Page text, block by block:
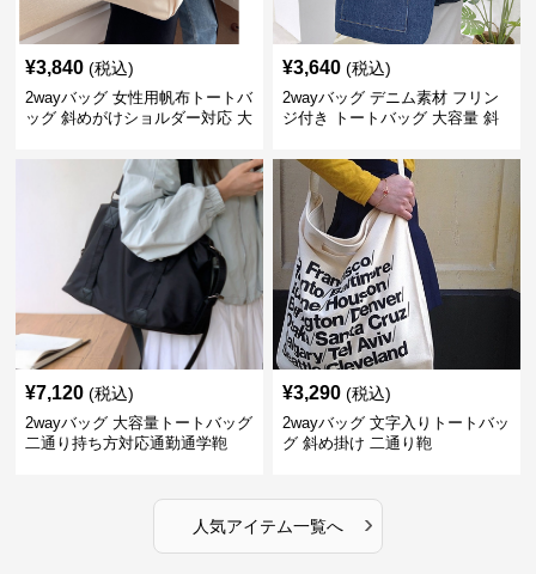
¥3,840 (税込)
2wayバッグ 女性用帆布トートバ
ッグ 斜めがけショルダー対応 大
¥3,640 (税込)
2wayバッグ デニム素材 フリン
ジ付き トートバッグ 大容量 斜
¥7,120 (税込)
2wayバッグ 大容量トートバッグ
二通り持ち方対応通勤通学鞄
¥3,290 (税込)
2wayバッグ 文字入りトートバッ
グ 斜め掛け 二通り鞄
人気アイテム一覧へ ›